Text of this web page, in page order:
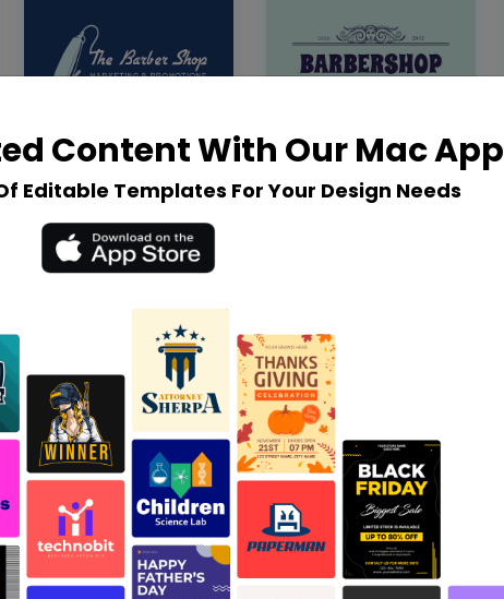
Content With Our Mac App
Editable Templates For Your Design Needs